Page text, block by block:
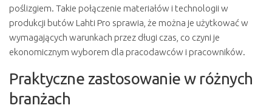
poślizgiem. Takie połączenie materiałów i technologii w
produkcji butów Lahti Pro sprawia, że można je użytkować w
wymagających warunkach przez długi czas, co czyni je
ekonomicznym wyborem dla pracodawców i pracowników.
Praktyczne zastosowanie w różnych
branżach